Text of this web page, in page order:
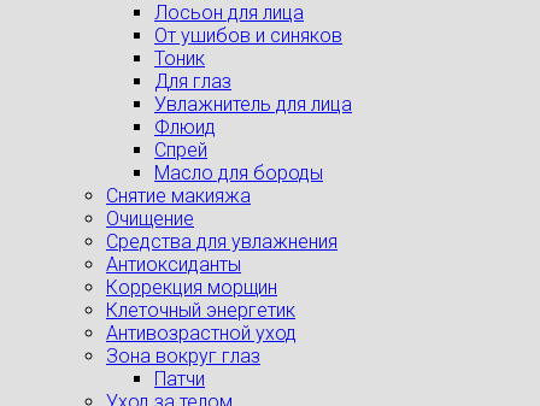
Лосьон для лица
От ушибов и синяков
Тоник
Для глаз
Увлажнитель для лица
Флюид
Спрей
Масло для бороды
Снятие макияжа
Очищение
Средства для увлажнения
Антиоксиданты
Коррекция морщин
Клеточный энергетик
Антивозрастной уход
Зона вокруг глаз
Патчи